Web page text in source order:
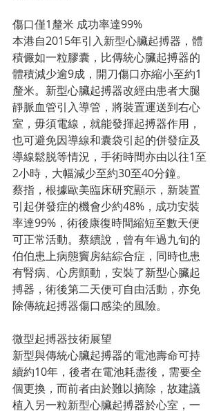
傷口僅1釐米 成功率達99%
本港自2015年引入新型心臟起搏器，體
積儼如一粒膠囊，比傳統心臟起搏器的
體積減少逾9成，開刀傷口亦縮小至約1
釐米。新型心臟起搏器改經由患者大腿
靜脈血管引入導管，將裝置運送到右心
室，毋須電線，就能發揮起搏器作用，
也可避免因導線和囊袋引起的併發症及
導線鬆脱等情況，手術時間亦由以往1至
2小時，大幅減少至約30至40分鐘。
蔡指，根據歐美臨床研究顯示，新裝置
引起併發症的機會少約48%，成功安裝
率達99%，術後康復時間縮短至數天便
可正常活動。蔡續說，曾有年過九旬的
伯伯患上病態竇房結綜合症，同時也患
有腎病、心房顫動，安裝了新型心臟起
搏器，術後第二天便可自由活動，亦免
除傳統起搏器傷口感染的風險。
微型起搏器技術展望
新型與傳統心臟起搏器的電池壽命可持
續約10年，後者在電池耗盡後，需要全
個更換，而前者由於難以摘除，故建議
植入另一粒新型心臟起搏器於心室，一